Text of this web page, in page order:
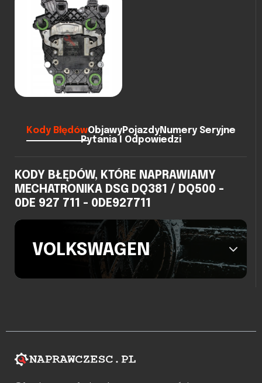
Kody BłędówObjawyPojazdyNumery Seryjne
Pytania I Odpowiedzi
KODY BŁĘDÓW, KTÓRE NAPRAWIAMY
MECHATRONIKA DSG DQ381 / DQ500 -
0DE 927 711 - 0DE927711
VOLKSWAGEN